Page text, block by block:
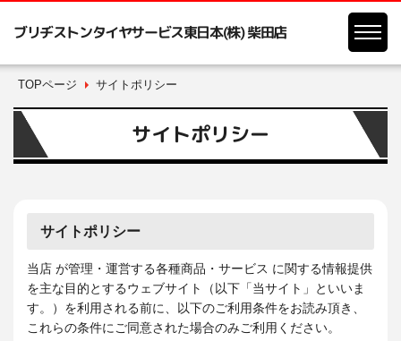
ブリヂストンタイヤサービス東日本(株) 柴田店
TOPページ サイトポリシー
サイトポリシー
サイトポリシー
当店 が管理・運営する各種商品・サービス に関する情報提供
を主な目的とするウェブサイト（以下「当サイト」といいま
す。）を利用される前に、以下のご利用条件をお読み頂き、
これらの条件にご同意された場合のみご利用ください。